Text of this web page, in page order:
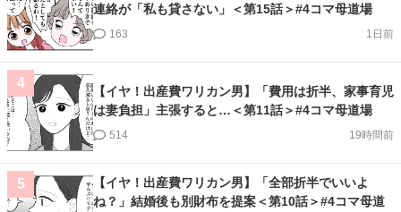
連絡が「私も貸さない」＜第15話＞#4コマ母道場
1日前
163
4
【イヤ！出産費ワリカン男】「費用は折半、家事育児
は妻負担」主張すると…＜第11話＞#4コマ母道場
19時間前
514
5
【イヤ！出産費ワリカン男】「全部折半でいいよ
ね？」結婚後も別財布を提案＜第10話＞#4コマ母道